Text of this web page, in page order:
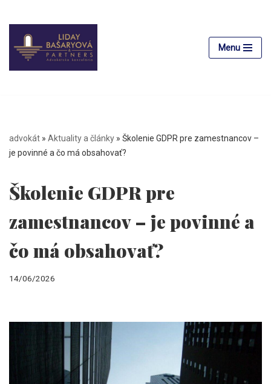
Preskočiť
na
obsah
Menu
advokát » Aktuality a články » Školenie GDPR pre zamestnancov –
je povinné a čo má obsahovať?
Školenie GDPR pre
zamestnancov – je povinné a
čo má obsahovať?
14/06/2026